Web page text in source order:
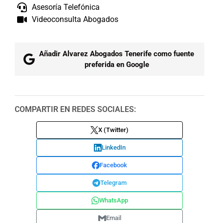
Asesoría Telefónica
Videoconsulta Abogados
Añadir Alvarez Abogados Tenerife como fuente
preferida en Google
COMPARTIR EN REDES SOCIALES:
X (Twitter)
LinkedIn
Facebook
Telegram
WhatsApp
Email